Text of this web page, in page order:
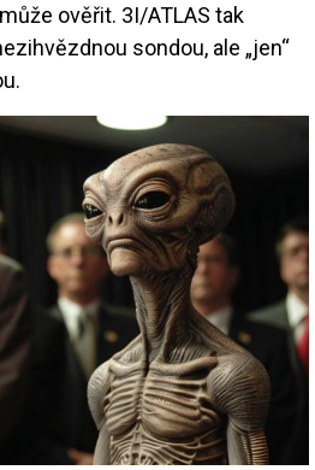
ověřit. 3I/ATLAS tak
sondou, ale „jen“